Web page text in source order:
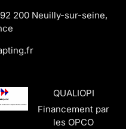
200 Neuilly-sur-seine,
QUALIOPI
Financement par
les OPCO